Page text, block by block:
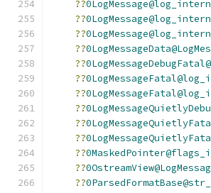
??
??
??
??
??
??
??
??
??
??
??
??
??